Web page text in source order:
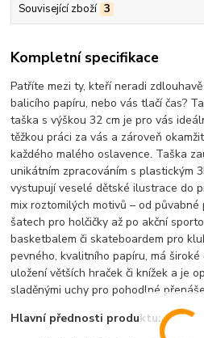
Související zboží 3
Kompletní specifikace
Patříte mezi ty, kteří neradi
balicího papíru, nebo vás tlačí čas?
taška s výškou 32 cm je pro vás
těžkou práci za vás a zároveň
každého malého oslavence. Taška
unikátním zpracováním s plastickým
vystupují veselé dětské ilustrace do
mix roztomilých motivů – od
šatech pro holčičky až po akční
basketbalem či skateboardem pro
pevného, kvalitního papíru, má
uložení větších hraček či knížek a je
sladěnými uchy pro pohodlné
Hlavní přednosti produktu: